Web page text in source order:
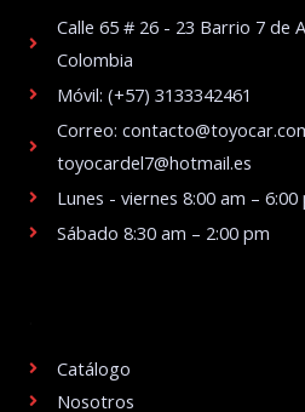
Calle 65 # 26 - 23 Barrio 7 de
Colombia
Móvil: (+57) 3133342461
Correo:
toyocardel7@hotmail.es
Lunes - viernes 8:00 am – 6:00
Sábado 8:30 am – 2:00 pm
Catálogo
Nosotros